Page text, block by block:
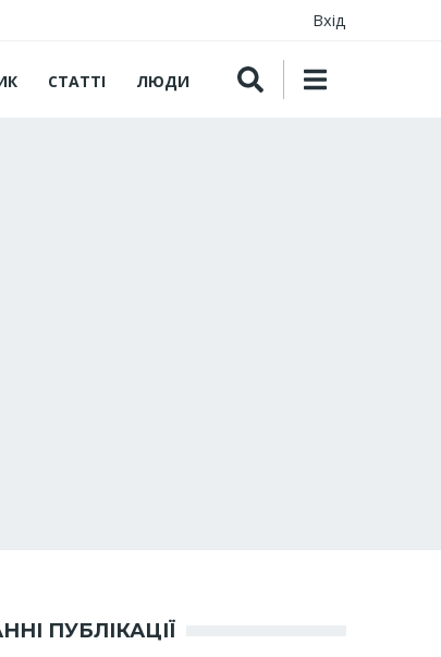
Вхід
СТАТТІ ЛЮДИ
ПУБЛІКАЦІЇ